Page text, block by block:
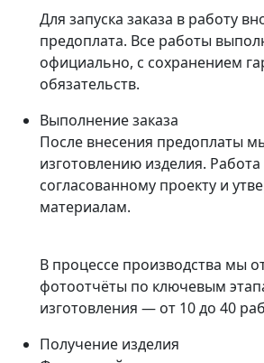
Для запуска заказа в работу
предоплата. Все работы
официально, с сохранением
обязательств.
Выполнение заказа
После внесения предоплаты
изготовлению изделия. Работа
согласованному проекту и
материалам.
В процессе производства мы
фотоотчёты по ключевым
изготовления — от 10 до 40
Получение изделия